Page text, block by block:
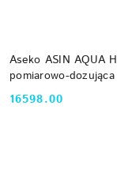
Aseko ASIN AQUA
pomiarowo-
Cena:
16598.00